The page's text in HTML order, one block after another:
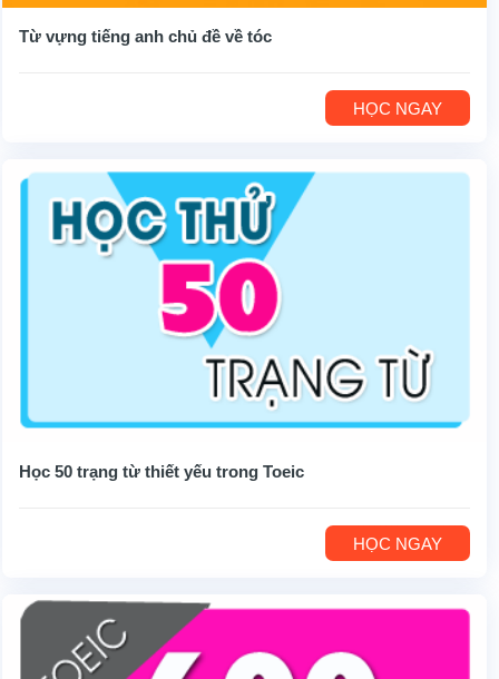
Từ vựng tiếng anh chủ đề về tóc
HỌC NGAY
Học 50 trạng từ thiết yếu trong Toeic
HỌC NGAY